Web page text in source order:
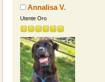
Annalisa V.
Utente Oro